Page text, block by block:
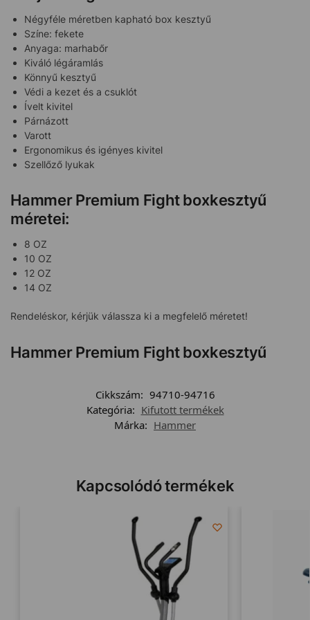
Négyféle méretben kapható box kesztyű
Színe: fekete
Anyaga: marhabőr
Kiváló légáramlás
Könnyű kesztyű
Védi a kezet és a csuklót
Ívelt kivitel
Párnázott
Varott
Ergonomikus és igényes kivitel
Szellőző lyukak
Hammer Premium Fight boxkesztyű
méretei:
8 OZ
10 OZ
12 OZ
14 OZ
Rendeléskor, kérjük válassza ki a megfelelő méretet!
Hammer Premium Fight boxkesztyű
Cikkszám: 94710-94716
Kategória: Kifutott termékek
Márka: Hammer
Kapcsolódó termékek